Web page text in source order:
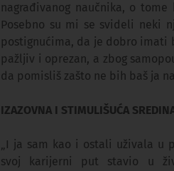
nagrađivanog naučnika, o
Posebno su mi se svideli neki
postignućima, da je dobro imati
pažljiv i oprezan, a zbog
da pomisliš zašto ne bih baš ja
IZAZOVNA I STIMULIŠUĆA
„I ja sam kao i ostali uživala u
svoj karijerni put stavio u